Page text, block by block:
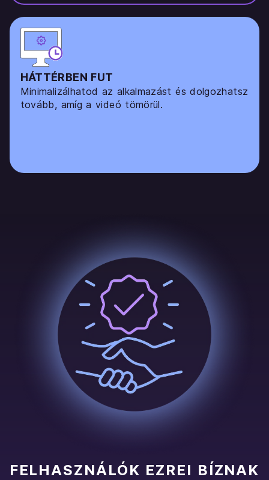
HÁTTÉRBEN FUT
Minimalizálhatod az alkalmazást és dolgozhatsz
tovább, amíg a videó tömörül.
FELHASZNÁLÓK EZREI BÍZNAK